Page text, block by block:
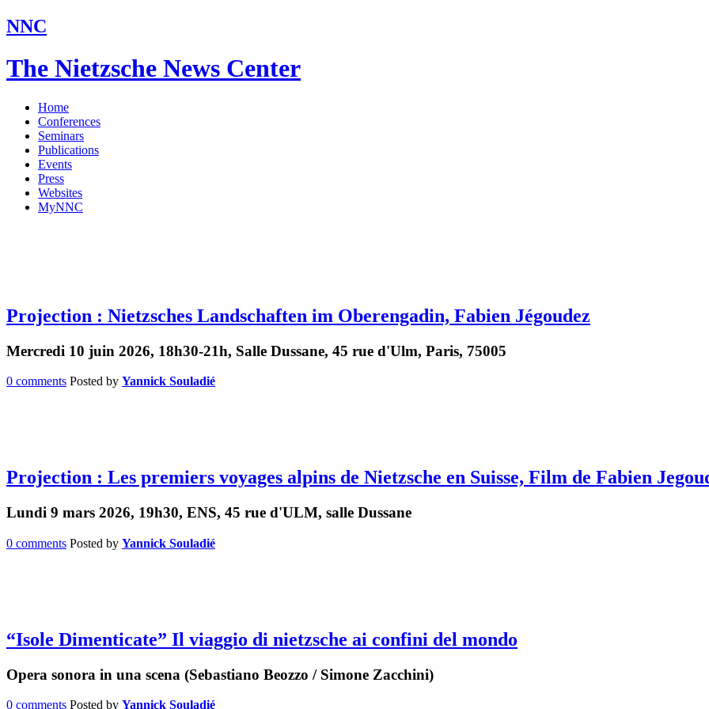
NNC
The Nietzsche News Center
Home
Conferences
Seminars
Publications
Events
Press
Websites
MyNNC
Projection : Nietzsches Landschaften im Oberengadin, Fabien Jégoudez
Mercredi 10 juin 2026, 18h30-21h, Salle Dussane, 45 rue d'Ulm, Paris, 75005
0 comments Posted by Yannick Souladié
Projection : Les premiers voyages alpins de Nietzsche en Suisse, Film de Fabien
Lundi 9 mars 2026, 19h30, ENS, 45 rue d'ULM, salle Dussane
0 comments Posted by Yannick Souladié
“Isole Dimenticate” Il viaggio di nietzsche ai confini del mondo
Opera sonora in una scena (Sebastiano Beozzo / Simone Zacchini)
0 comments Posted by Yannick Souladié